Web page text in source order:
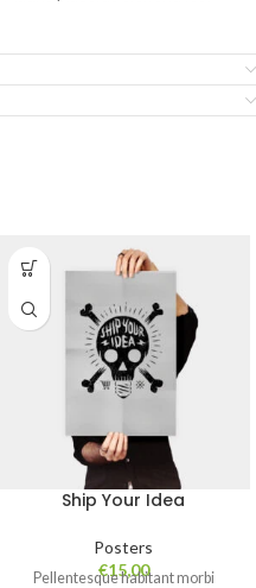
Ship Your Idea
Posters
€15,00
Pellentesque habitant morbi